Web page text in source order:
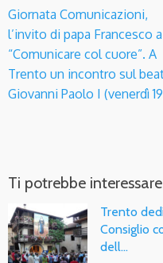
Giornata Comunicazioni,
l’invito di papa Francesco a
“Comunicare col cuore”. A
Trento un incontro sul
Giovanni Paolo I (venerdì
Ti potrebbe interessare
Trento
Consiglio
dell…